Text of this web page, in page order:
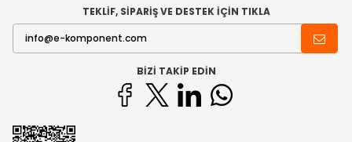
TEKLİF, SİPARİŞ VE DESTEK İÇİN TIKLA
BIZI TAKIP EDIN